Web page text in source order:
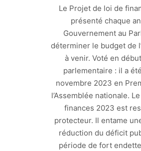
Le Projet de loi de
présenté chaque
Gouvernement au
déterminer le budget de
à venir. Voté en
parlementaire : il a
novembre 2023 en
l’Assemblée nationale.
finances 2023 est
protecteur. Il entame
réduction du déficit
période de fort